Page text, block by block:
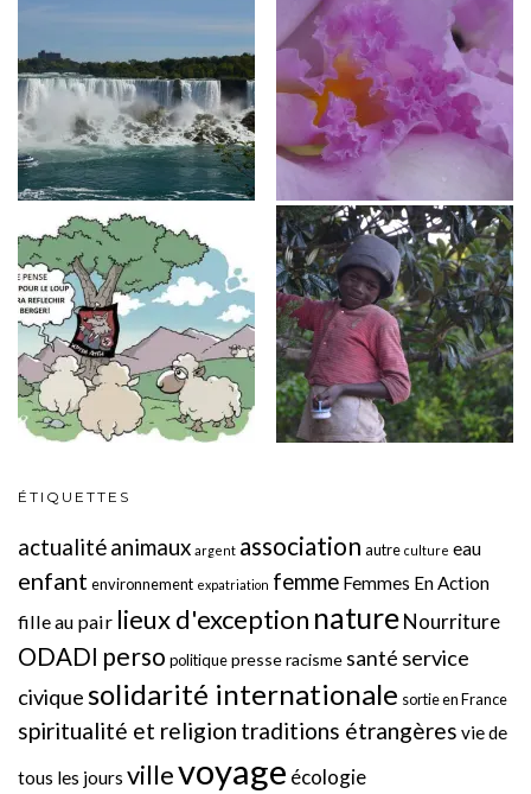
ÉTIQUETTES
actualitéanimaux argent association autre culture eau
enfant environnement expatriation femme Femmes En Action
fille au pair lieux d'exception natureNourriture
ODADI perso politiquepresseracisme santé service
civiquesolidarité internationale sortie en France
spiritualité et religion traditions étrangères vie de
tous les jours villevoyage écologie